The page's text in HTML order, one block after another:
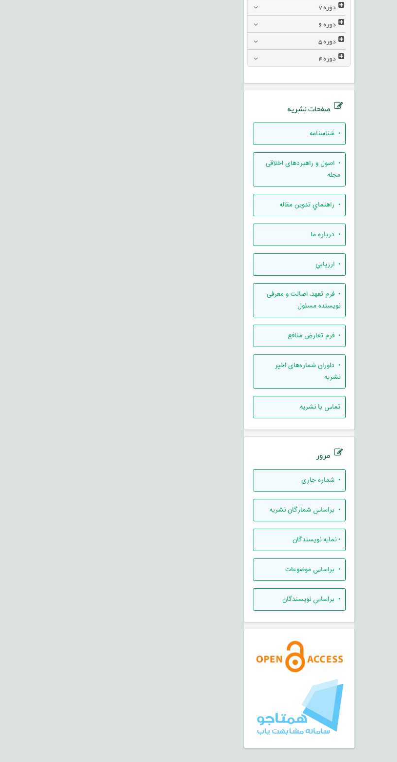
دوره
دوره
دوره
دوره
صفحات نشریه
• شناسنامه
• اصول و راهبردهای اخلاقی
مجله
• راهنماي تدوين مقاله
• درباره ما
• ارزيابي
• فرم تعهد، اصالت و معرفی
نویسنده مسئول
• فرم تعارض منافع
• داوران شماره‌های اخیر
نشریه
تماس با نشریه
مرور
• شماره جاری
• براساس شمارگان نشریه
•نمایه نویسندگان
• براساس موضوعات
• براساس نویسندگان